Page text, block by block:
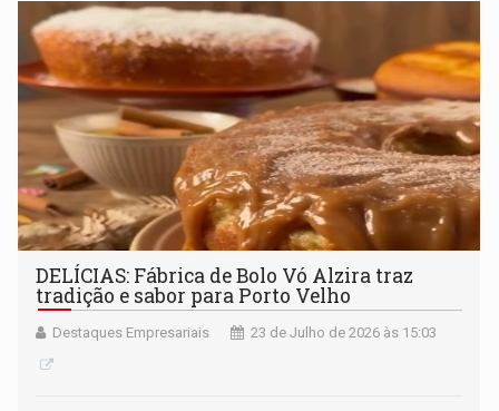
DELÍCIAS: Fábrica de Bolo Vó Alzira traz
tradição e sabor para Porto Velho
Destaques Empresariais 23 de Julho de 2026 às 15:03